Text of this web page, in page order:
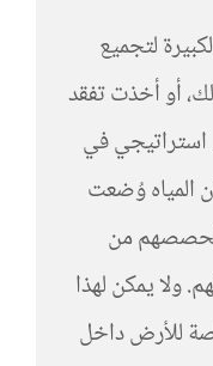
لتجميع
أو أخذت تفقد
استراتيجي في
المياه وُضعت
لحصصهم من
ولا يمكن لهذا
للأرض داخل